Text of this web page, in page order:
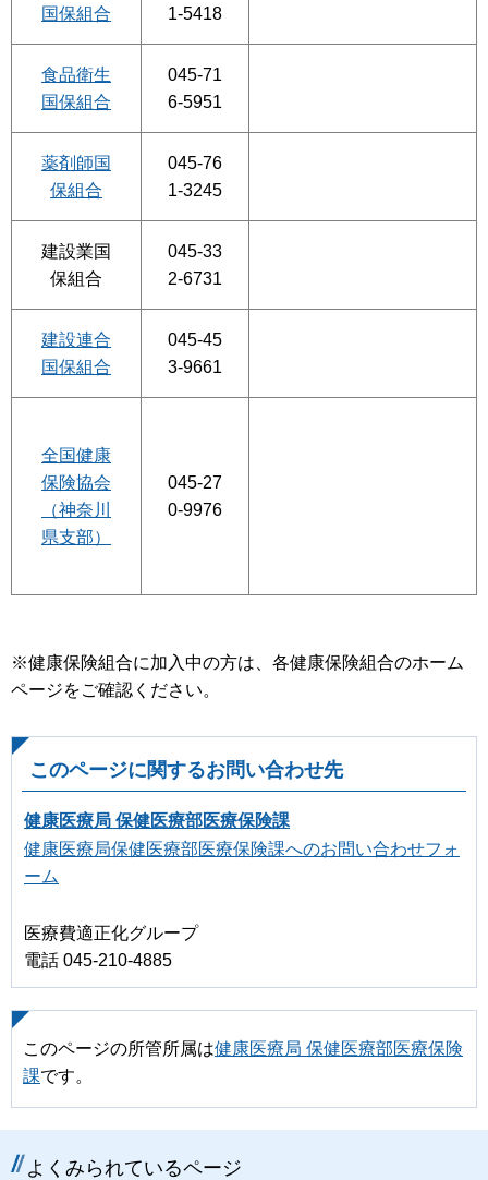
国保組合
1-5418
食品衛生
国保組合
045-71
6-5951
薬剤師国
保組合
045-76
1-3245
建設業国
保組合
045-33
2-6731
建設連合
国保組合
045-45
3-9661
全国健康
保険協会
（神奈川
県支部）
045-27
0-9976
※健康保険組合に加入中の方は、各健康保険組合のホーム
ページをご確認ください。
このページに関するお問い合わせ先
健康医療局 保健医療部医療保険課
健康医療局保健医療部医療保険課へのお問い合わせフォ
ーム
医療費適正化グループ
電話 045-210-4885
このページの所管所属は健康医療局 保健医療部医療保険
課です。
よくみられているページ